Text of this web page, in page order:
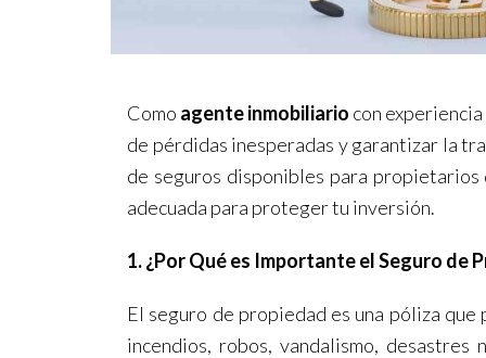
Como agente inmobiliario con
de pérdidas inesperadas y garantizar la
de seguros disponibles para propietarios
adecuada para proteger tu inversión.
1. ¿Por Qué es Importante el Seguro de
El seguro de propiedad es una póliza que
incendios, robos, vandalismo,